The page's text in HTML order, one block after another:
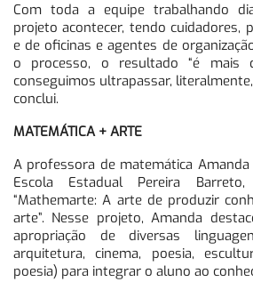
Com toda a equipe trabalhando
projeto acontecer, tendo cuidadores,
e de oficinas e agentes de
o processo, o resultado “é mais
conseguimos ultrapassar,
conclui.
MATEMÁTICA + ARTE
A professora de matemática Amanda
Escola Estadual Pereira
“Mathemarte: A arte de produzir
arte”. Nesse projeto, Amanda
apropriação de diversas
arquitetura, cinema, poesia,
poesia) para integrar o aluno ao